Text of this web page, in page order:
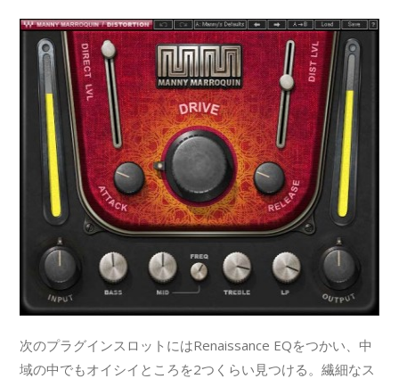
次のプラグインスロットにはRenaissance EQをつかい、中
域の中でもオイシイところを2つくらい見つける。繊細なス